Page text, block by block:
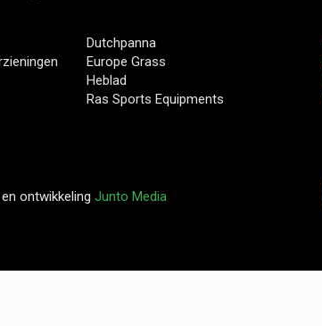
Dutchpanna
Europe Grass
Heblad
Ras Sports Equipments
ontwikkeling Junto Media